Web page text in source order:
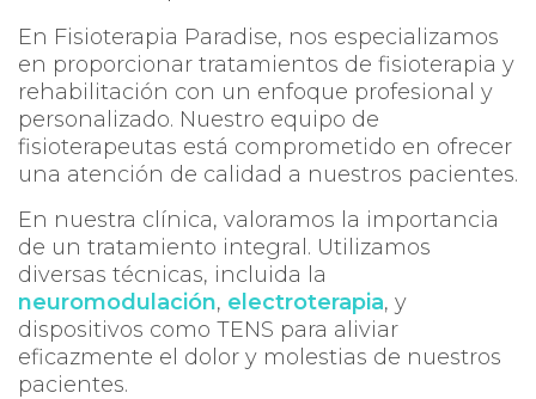
En Fisioterapia Paradise, nos especializamos
en proporcionar tratamientos de fisioterapia y
rehabilitación con un enfoque profesional y
personalizado. Nuestro equipo de
fisioterapeutas está comprometido en ofrecer
una atención de calidad a nuestros pacientes.
En nuestra clínica, valoramos la importancia
de un tratamiento integral. Utilizamos
diversas técnicas, incluida la
neuromodulación, electroterapia, y
dispositivos como TENS para aliviar
eficazmente el dolor y molestias de nuestros
pacientes.